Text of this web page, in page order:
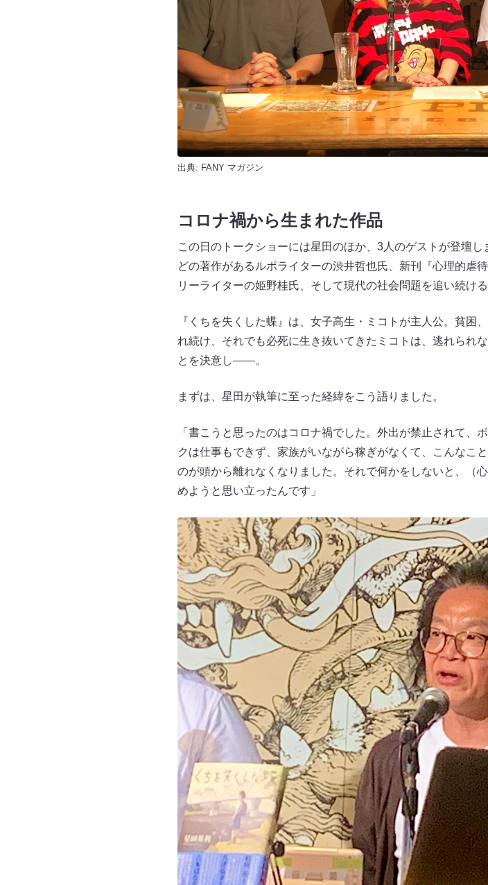
出典: FANY マガジン
コロナ禍から生まれた作品
この日のトークショーには星田のほか、3人のゲストが登壇
どの著作があるルポライターの渋井哲也氏、新刊『心理的虐
リーライターの姫野桂氏、そして現代の社会問題を追い続け
『くちを失くした蝶』は、女子高生・ミコトが主人公。貧
れ続け、それでも必死に生き抜いてきたミコトは、逃れられ
とを決意し――。
まずは、星田が執筆に至った経緯をこう語りました。
「書こうと思ったのはコロナ禍でした。外出が禁止されて
クは仕事もできず、家族がいながら稼ぎがなくて、こんなこ
のが頭から離れなくなりました。それで何かをしないと、（
めようと思い立ったんです」